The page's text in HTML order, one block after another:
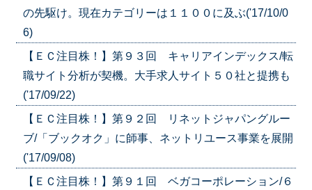
の先駆け。現在カテゴリーは１１００に及ぶ('17/10/0
6)
【ＥＣ注目株！】第９３回 キャリアインデックス/転
職サイト分析が契機。大手求人サイト５０社と提携も
('17/09/22)
【ＥＣ注目株！】第９２回 リネットジャパングルー
ブ/「ブックオク」に師事、ネットリユース事業を展開
('17/09/08)
【ＥＣ注目株！】第９１回 ベガコーポレーション/６